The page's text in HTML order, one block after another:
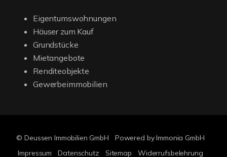
Eigentumswohnungen
Häuser zum Kauf
Grundstücke
Mietangebote
Renditeobjekte
Gewerbeimmobilien
© Deussen Immobilien GmbH
Powered by Immonia GmbH
Impressum
Datenschutz Sitemap Widerrufsbelehrung